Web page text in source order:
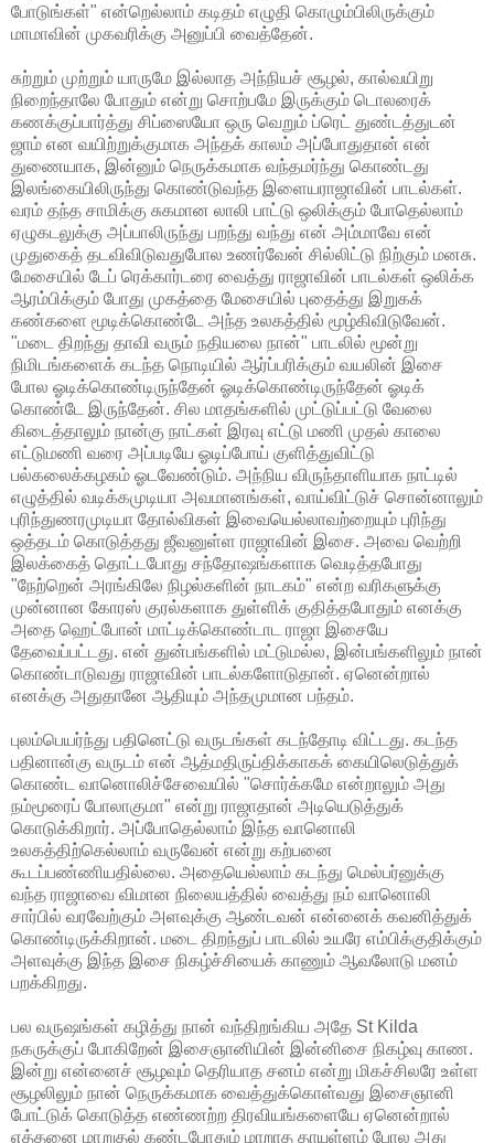
போடுங்கள்" என்றெல்லாம் கடிதம் எழுதி கொழும்பிலிருக்கும்
மாமாவின் முகவரிக்கு அனுப்பி வைத்தேன்.
சுற்றும் முற்றும் யாருமே இல்லாத அந்நியச் சூழல், கால்வயிறு
நிறைந்தாலே போதும் என்று சொற்பமே இருக்கும் டொலரைக்
கணக்குப்பார்த்து சிப்ஸையோ ஒரு வெறும் ப்ரெட் துண்டத்துடன்
ஜாம் என வயிற்றுக்குமாக அந்தக் காலம் அப்போதுதான் என்
துணையாக, இன்னும் நெருக்கமாக வந்தமர்ந்து கொண்டது
இலங்கையிலிருந்து கொண்டுவந்த இளையராஜாவின் பாடல்கள்.
வரம் தந்த சாமிக்கு சுகமான லாலி பாட்டு ஒலிக்கும் போதெல்லாம்
ஏழுகடலுக்கு அப்பாலிருந்து பறந்து வந்து என் அம்மாவே என்
முதுகைத் தடவிவிடுவதுபோல உணர்வேன் சில்லிட்டு நிற்கும் மனசு.
மேசையில் டேப் ரெக்கார்டரை வைத்து ராஜாவின் பாடல்கள் ஒலிக்க
ஆரம்பிக்கும் போது முகத்தை மேசையில் புதைத்து இறுகக்
கண்களை மூடிக்கொண்டே அந்த உலகத்தில் மூழ்கிவிடுவேன்.
"மடை திறந்து தாவி வரும் நதியலை நான்" பாடலில் மூன்று
நிமிடங்களைக் கடந்த நொடியில் ஆர்ப்பரிக்கும் வயலின் இசை
போல ஓடிக்கொண்டிருந்தேன் ஓடிக்கொண்டிருந்தேன் ஓடிக்
கொண்டே இருந்தேன். சில மாதங்களில் முட்டுப்பட்டு வேலை
கிடைத்தாலும் நான்கு நாட்கள் இரவு எட்டு மணி முதல் காலை
எட்டுமணி வரை அப்படியே ஓடிப்போய் குளித்துவிட்டு
பல்கலைக்கழகம் ஓடவேண்டும். அந்நிய விருந்தாளியாக நாட்டில்
எழுத்தில் வடிக்கமுடியா அவமானங்கள், வாய்விட்டுச் சொன்னாலும்
புரிந்துணரமுடியா தோல்விகள் இவையெல்லாவற்றையும் புரிந்து
ஒத்தடம் கொடுத்தது ஜீவனுள்ள ராஜாவின் இசை. அவை வெற்றி
இலக்கைத் தொட்டபோது சந்தோஷங்களாக வெடித்தபோது
"நேற்றென் அரங்கிலே நிழல்களின் நாடகம்" என்ற வரிகளுக்கு
முன்னான கோரஸ் குரல்களாக துள்ளிக் குதித்தபோதும் எனக்கு
அதை ஹெட்போன் மாட்டிக்கொண்டாட ராஜா இசையே
தேவைப்பட்டது. என் துன்பங்களில் மட்டுமல்ல, இன்பங்களிலும் நான்
கொண்டாடுவது ராஜாவின் பாடல்களோடுதான். ஏனென்றால்
எனக்கு அதுதானே ஆதியும் அந்தமுமான பந்தம்.
புலம்பெயர்ந்து பதினெட்டு வருடங்கள் கடந்தோடி விட்டது. கடந்த
பதினான்கு வருடம் என் ஆத்மதிருப்திக்காகக் கையிலெடுத்துக்
கொண்ட வானொலிச்சேவையில் "சொர்க்கமே என்றாலும் அது
நம்மூரைப் போலாகுமா" என்று ராஜாதான் அடியெடுத்துக்
கொடுக்கிறார். அப்போதெல்லாம் இந்த வானொலி
உலகத்திற்கெல்லாம் வருவேன் என்று கற்பனை
கூடப்பண்ணியதில்லை. அதையெல்லாம் கடந்து மெல்பர்னுக்கு
வந்த ராஜாவை விமான நிலையத்தில் வைத்து நம் வானொலி
சார்பில் வரவேற்கும் அளவுக்கு ஆண்டவன் என்னைக் கவனித்துக்
கொண்டிருக்கிறான். மடை திறந்துப் பாடலில் உயரே எம்பிக்குதிக்கும்
அளவுக்கு இந்த இசை நிகழ்ச்சியைக் காணும் ஆவலோடு மனம்
பறக்கிறது.
பல வருஷங்கள் கழித்து நான் வந்திறங்கிய அதே St Kilda
நகருக்குப் போகிறேன் இசைஞானியின் இன்னிசை நிகழ்வு காண.
இன்று என்னைச் சூழவும் தெரியாத சனம் என்று மிகச்சிலரே உள்ள
சூழலிலும் நான் நெருக்கமாக வைத்துக்கொள்வது இசைஞானி
போட்டுக் கொடுத்த எண்ணற்ற திரவியங்களையே ஏனென்றால்
எத்தனை மாறுதல் கண்டபோதும் மாறாத தாயுள்ளம் போல அது